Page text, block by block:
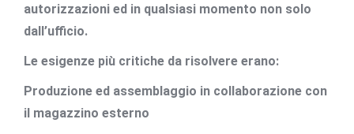
autorizzazioni ed in qualsiasi momento non solo
dall’ufficio.
Le esigenze più critiche da risolvere erano:
Produzione ed assemblaggio in collaborazione con
il magazzino esterno